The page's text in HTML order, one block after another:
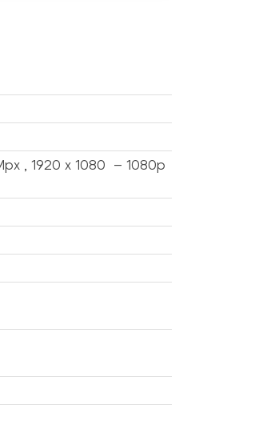
, 1920 x 1080 – 1080p